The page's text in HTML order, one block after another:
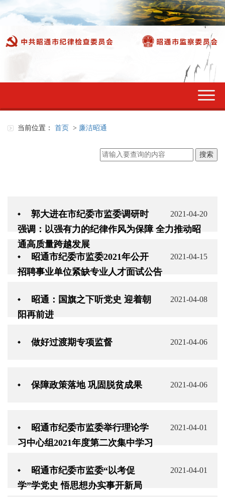
切
换
当前位置： 首页 > 廉洁昭通
2021-04-20
郭大进在市纪委市监委调研时
强调：以强有力的纪律作风为保障 全力推动昭
通高质量跨越发展
2021-04-15
昭通市纪委市监委2021年公开
招聘事业单位紧缺专业人才面试公告
2021-04-08
昭通：国旗之下听党史 迎着朝
阳再前进
2021-04-06
做好过渡期专项监督
2021-04-06
保障政策落地 巩固脱贫成果
2021-04-01
昭通市纪委市监委举行理论学
习中心组2021年度第二次集中学习
2021-04-01
昭通市纪委市监委“以考促
学”学党史 悟思想办实事开新局